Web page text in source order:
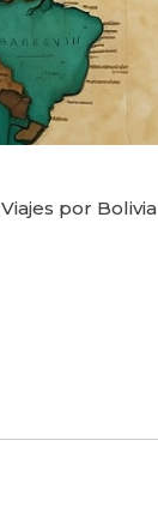
Viajes por Bolivia